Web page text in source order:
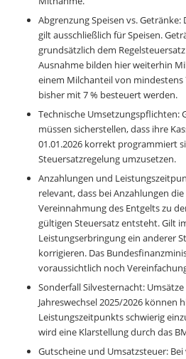
Abgrenzung Speisen vs.
gilt ausschließlich für Speisen.
grundsätzlich dem
Ausnahme bilden hier weiterhin
einem Milchanteil von mindestens
bisher mit 7 % besteuert werden.
Technische Umsetzungspflichten:
müssen sicherstellen, dass ihre
01.01.2026 korrekt programmiert
Steuersatzregelung umzusetzen.
Anzahlungen und
relevant, dass bei Anzahlungen
Vereinnahmung des Entgelts zu
gültigen Steuersatz entsteht. Gilt
Leistungserbringung ein anderer
korrigieren. Das
voraussichtlich noch
Sonderfall Silvesternacht:
Jahreswechsel 2025/2026 können
Leistungszeitpunkts schwierig
wird eine Klarstellung durch das
Gutscheine und Umsatzsteuer: Bei